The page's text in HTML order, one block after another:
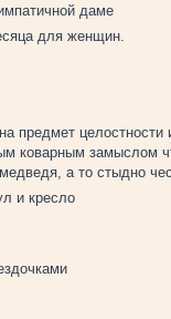
даме
для женщин.
предмет
коварным замыслом
а то стыдно
и кресло